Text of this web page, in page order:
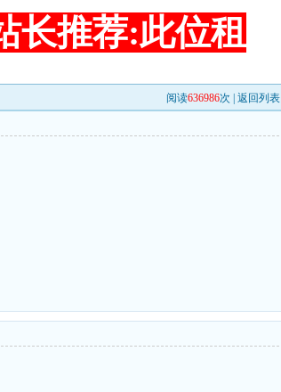
长推荐:此位租
阅读636986次 | 返回列表